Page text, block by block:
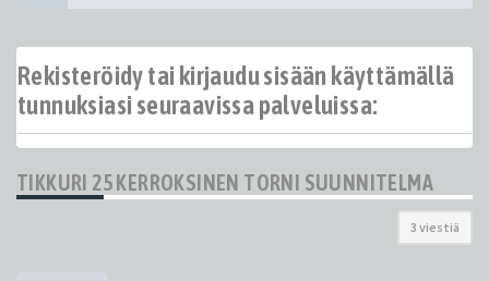
Rekisteröidy tai kirjaudu sisään käyttämällä
tunnuksiasi seuraavissa palveluissa:
TIKKURI 25 KERROKSINEN TORNI SUUNNITELMA
3 viestiä